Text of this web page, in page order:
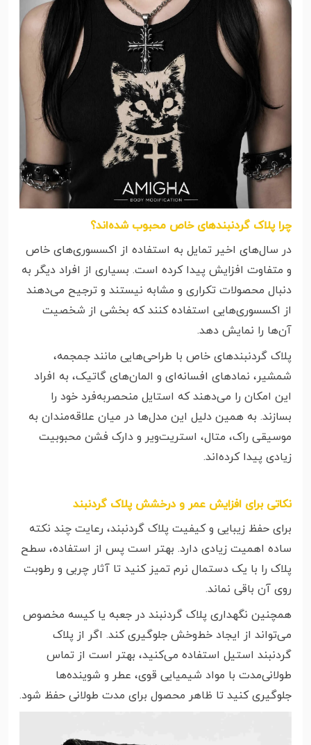
چرا پلاک گردنبندهای خاص محبوب شده‌اند؟
در سال‌های اخیر تمایل به استفاده از اکسسوری‌های خاص
و متفاوت افزایش پیدا کرده است. بسیاری از افراد دیگر به
دنبال محصولات تکراری و مشابه نیستند و ترجیح می‌دهند
از اکسسوری‌هایی استفاده کنند که بخشی از شخصیت
آن‌ها را نمایش دهد.
پلاک گردنبندهای خاص با طراحی‌هایی مانند جمجمه،
شمشیر، نمادهای افسانه‌ای و المان‌های گاتیک، به افراد
این امکان را می‌دهند که استایل منحصربه‌فرد خود را
بسازند. به همین دلیل این مدل‌ها در میان علاقه‌مندان به
موسیقی راک، متال، استریت‌ویر و دارک فشن محبوبیت
زیادی پیدا کرده‌اند.
نکاتی برای افزایش عمر و درخشش پلاک گردنبند
برای حفظ زیبایی و کیفیت پلاک گردنبند، رعایت چند نکته
ساده اهمیت زیادی دارد. بهتر است پس از استفاده، سطح
پلاک را با یک دستمال نرم تمیز کنید تا آثار چربی و رطوبت
روی آن باقی نماند.
همچنین نگهداری پلاک گردنبند در جعبه یا کیسه مخصوص
می‌تواند از ایجاد خط‌وخش جلوگیری کند. اگر از پلاک
گردنبند استیل استفاده می‌کنید، بهتر است از تماس
طولانی‌مدت با مواد شیمیایی قوی، عطر و شوینده‌ها
جلوگیری کنید تا ظاهر محصول برای مدت طولانی حفظ شود.